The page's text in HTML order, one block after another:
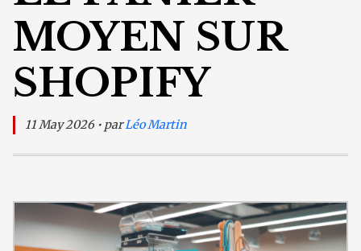
MOYEN SUR
SHOPIFY
11 May 2026 • parLéo Martin